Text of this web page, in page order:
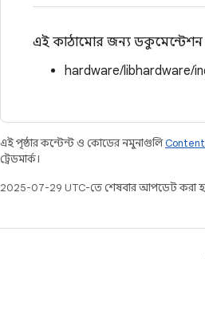
এই কাঠামোর জন্য ডকুমেন্টেশন
hardware/libhardware/
এই পৃষ্ঠার কন্টেন্ট ও কোডের নমুনাগুলি
ট্রেডমার্ক।
2025-07-29 UTC-তে শেষবার আপডেট করা